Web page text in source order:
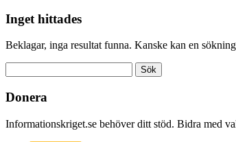
Inget hittades
Beklagar, inga resultat funna. Kanske kan en
efter:
Donera
Informationskriget.se behöver ditt stöd. Bidra med